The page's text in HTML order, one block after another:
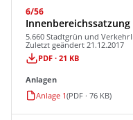
6/56
5.660 Stadtgrün und Verkehr
Zuletzt geändert 21.12.2017
PDF · 21 KB
Anlagen
Anlage 1(PDF · 76 KB)